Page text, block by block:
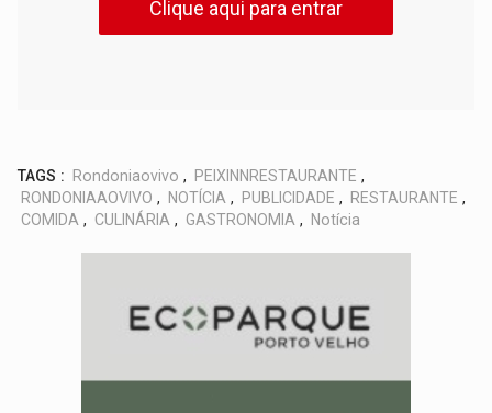
Clique aqui para entrar
TAGS : Rondoniaovivo , PEIXINNRESTAURANTE ,
RONDONIAAOVIVO , NOTÍCIA , PUBLICIDADE , RESTAURANTE ,
COMIDA , CULINÁRIA , GASTRONOMIA , Notícia